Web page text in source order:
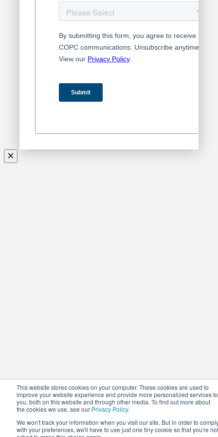
This website stores cookies on your computer. These cookies are used to
improve your website experience and provide more personalized services to
you, both on this website and through other media. To find out more about
the cookies we use, see our Privacy Policy.
We won't track your information when you visit our site. But in order to
with your preferences, we'll have to use just one tiny cookie so that you're not